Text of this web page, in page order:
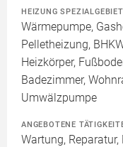
HEIZUNG
Wärmepumpe,
Pelletheizung,
Heizkörper,
Badezimmer,
Umwälzpumpe
ANGEBOTENE
Wartung,